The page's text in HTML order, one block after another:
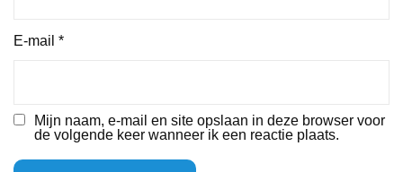
E-mail *
Mijn naam, e-mail en site opslaan in deze browser voor
de volgende keer wanneer ik een reactie plaats.